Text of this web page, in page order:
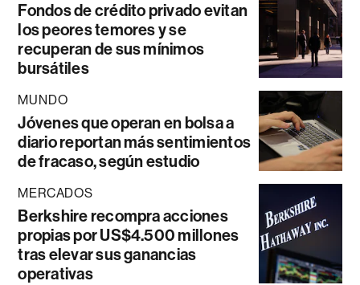
Fondos de crédito privado evitan
los peores temores y se
recuperan de sus mínimos
bursátiles
MUNDO
Jóvenes que operan en bolsa a
diario reportan más sentimientos
de fracaso, según estudio
MERCADOS
Berkshire recompra acciones
propias por US$4.500 millones
tras elevar sus ganancias
operativas